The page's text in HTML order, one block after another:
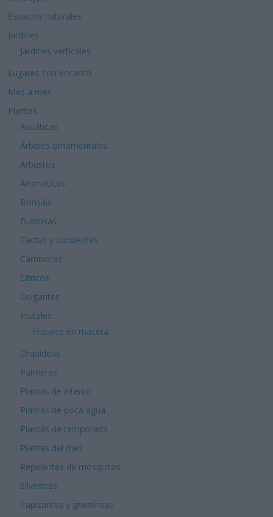
Espacios naturales
Jardines
Jardines verticales
Lugares con encanto
Mes a mes
Plantas
Acuáticas
Árboles ornamentales
Arbustos
Aromáticas
Bonsáis
Bulbosas
Cactus y suculentas
Carnívoras
Cítricos
Colgantes
Frutales
Frutales en maceta
Orquídeas
Palmeras
Plantas de interior
Plantas de poca agua
Plantas de temporada
Plantas del mes
Repelentes de mosquitos
Silvestres
Tapizantes y gramíneas